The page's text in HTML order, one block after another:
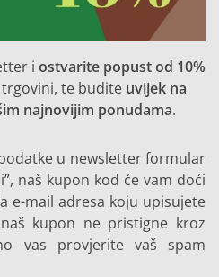
i ostvarite popust od 10%
te budite uvijek na
najnovijim ponudama.
u newsletter formular
naš kupon kod će vam doći
e-mail adresa koju upisujete
kupon ne pristigne kroz
vas provjerite vaš spam